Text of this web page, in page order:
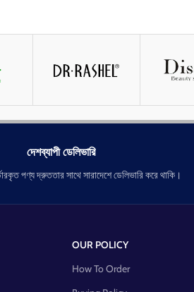
দেশব্যাপী ডেলিভারি
পণ্য দ্রুততার সাথে সারাদেশে ডেলিভারি করে থাকি।
OUR POLICY
How To Order